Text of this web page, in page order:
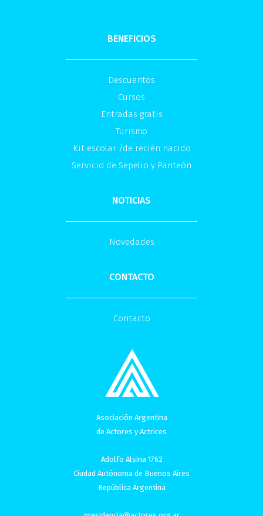
BENEFICIOS
Descuentos
Cursos
Entradas gratis
Turismo
Kit escolar /de recién nacido
Servicio de Sepelio y Panteón
NOTICIAS
Novedades
CONTACTO
Contacto
Asociación Argentina
de Actores y Actrices
Adolfo Alsina 1762
Ciudad Autónoma de Buenos Aires
República Argentina